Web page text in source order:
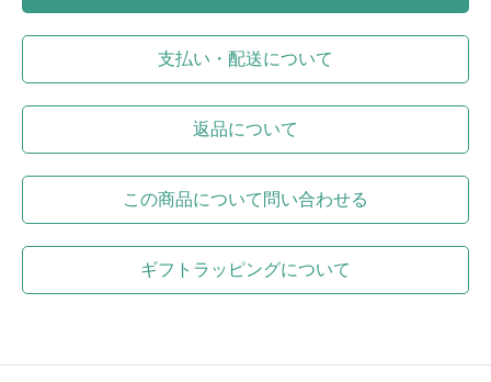
支払い・配送について
返品について
この商品について問い合わせる
ギフトラッピングについて